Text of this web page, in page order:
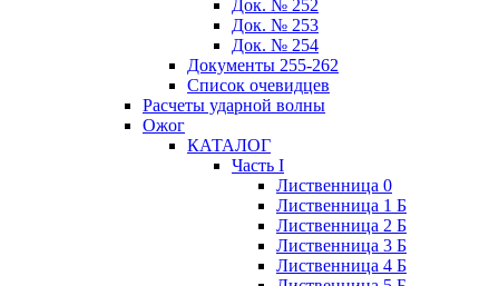
Док. № 252
Док. № 253
Док. № 254
Документы 255-262
Список очевидцев
Расчеты ударной волны
Ожог
КАТАЛОГ
Часть I
Лиственница 0
Лиственница 1 Б
Лиственница 2 Б
Лиственница 3 Б
Лиственница 4 Б